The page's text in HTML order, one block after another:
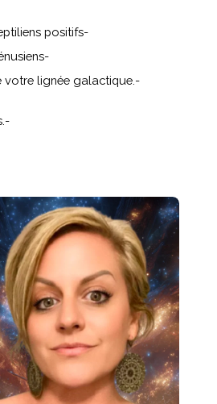
positifs-
-
votre lignée galactique.-
-